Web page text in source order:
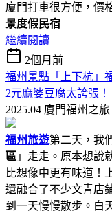
廈門打車很方便，價
景度假民宿
繼續閱讀
2個月前
福州景點「上下杭」
2元麻婆豆腐太誇張！
2025.04 廈門福州之旅
福州旅遊第二天，我
區 」走走。原本想說
比想像中更有味道！
還融合了不少文青店
到一天慢慢散步。白